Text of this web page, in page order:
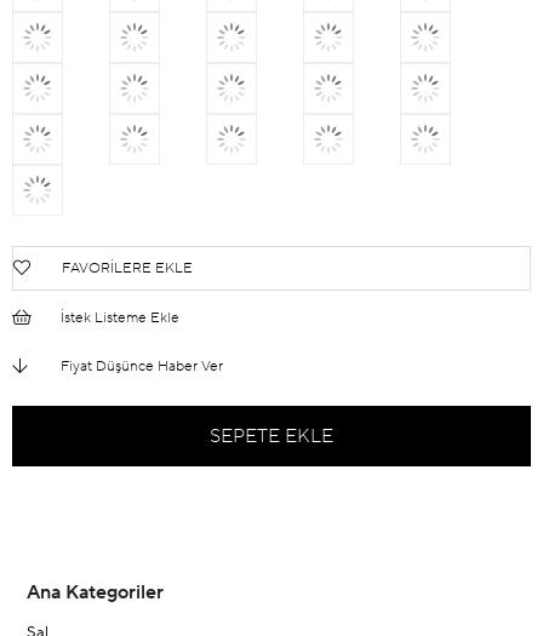
FAVORILERE EKLE
İstek Listeme Ekle
Fiyat Düşünce Haber Ver
Ana Kategoriler